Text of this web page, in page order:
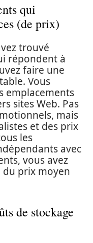
qui
(de prix)
trouvé
répondent à
faire une
Vous
emplacements
sites Web. Pas
mais
et des prix
les
avec
vous avez
prix moyen
de stockage